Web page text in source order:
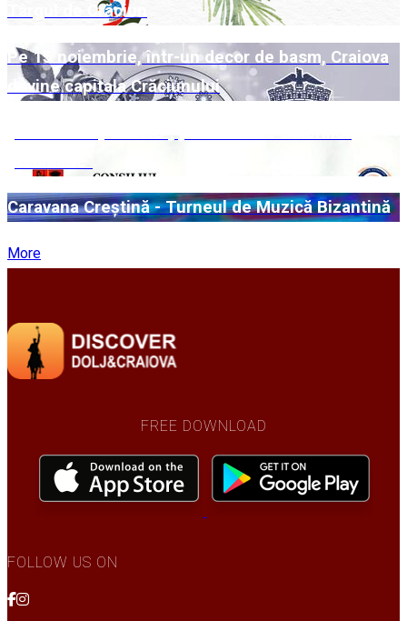
Târgul de Crăciun
Pe 15 noiembrie, într-un decor de basm, Craiova
devine capitala Crăciunului
Caravana Creștină - Turneul de Muzică Bizantină
More
FREE DOWNLOAD
FOLLOW US ON